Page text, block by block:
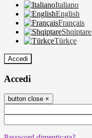
Italiano
English
Français
Shqiptare
Türkçe
Accedi
Accedi
button close ×